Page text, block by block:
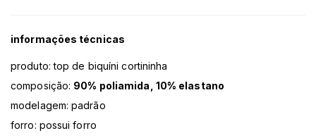
informações técnicas
produto: top de biquíni cortininha
composição: 90% poliamida, 10% elastano
modelagem: padrão
forro: possui forro